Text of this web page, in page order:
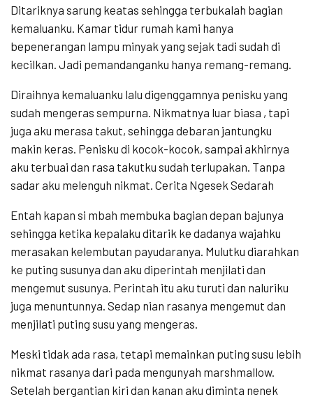
Ditariknya sarung keatas sehingga terbukalah bagian
kemaluanku. Kamar tidur rumah kami hanya
bepenerangan lampu minyak yang sejak tadi sudah di
kecilkan. Jadi pemandanganku hanya remang-remang.
Diraihnya kemaluanku lalu digenggamnya penisku yang
sudah mengeras sempurna. Nikmatnya luar biasa , tapi
juga aku merasa takut, sehingga debaran jantungku
makin keras. Penisku di kocok-kocok, sampai akhirnya
aku terbuai dan rasa takutku sudah terlupakan. Tanpa
sadar aku melenguh nikmat. Cerita Ngesek Sedarah
Entah kapan si mbah membuka bagian depan bajunya
sehingga ketika kepalaku ditarik ke dadanya wajahku
merasakan kelembutan payudaranya. Mulutku diarahkan
ke puting susunya dan aku diperintah menjilati dan
mengemut susunya. Perintah itu aku turuti dan naluriku
juga menuntunnya. Sedap nian rasanya mengemut dan
menjilati puting susu yang mengeras.
Meski tidak ada rasa, tetapi memainkan puting susu lebih
nikmat rasanya dari pada mengunyah marshmallow.
Setelah bergantian kiri dan kanan aku diminta nenek